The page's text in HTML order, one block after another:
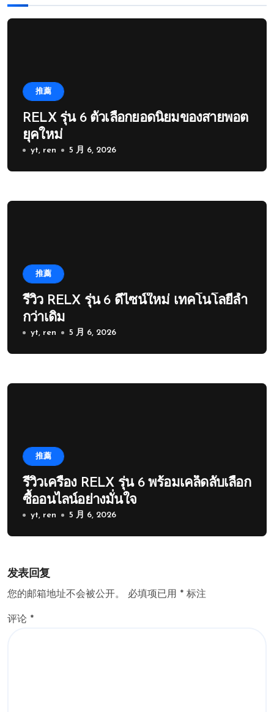
推薦
RELX รุ่น 6 ตัวเลือกยอดนิยมของสายพอต
ยุคใหม่
yt, ren 5 月 6, 2026
推薦
รีวิว RELX รุ่น 6 ดีไซน์ใหม่ เทคโนโลยีล้ำ
กว่าเดิม
yt, ren 5 月 6, 2026
推薦
รีวิวเครื่อง RELX รุ่น 6 พร้อมเคล็ดลับเลือก
ซื้ออนไลน์อย่างมั่นใจ
yt, ren 5 月 6, 2026
发表回复
您的邮箱地址不会被公开。 必填项已用 * 标注
评论 *